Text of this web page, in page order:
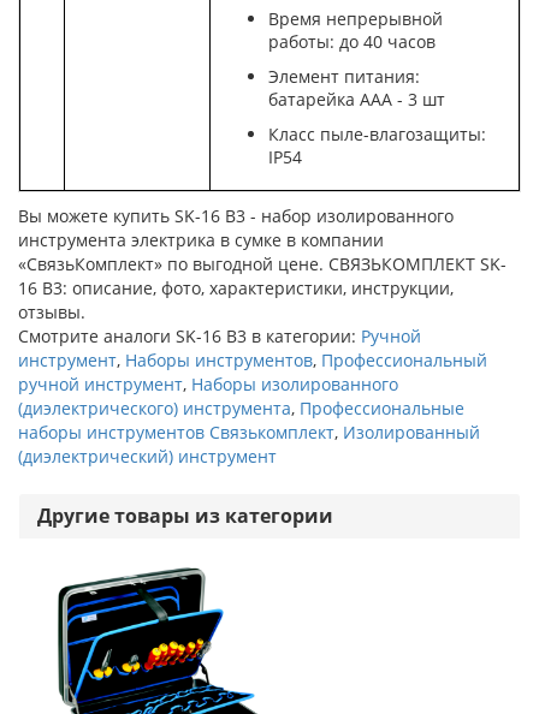
Время непрерывной
работы: до 40 часов
Элемент питания:
батарейка ААА - 3 шт
Класс пыле-влагозащиты:
IP54
Вы можете купить SK-16 B3 - набор изолированного
инструмента электрика в сумке в компании
«СвязьКомплект» по выгодной цене. СВЯЗЬКОМПЛЕКТ SK-
16 B3: описание, фото, характеристики, инструкции,
отзывы.
Смотрите аналоги SK-16 B3 в категории: Ручной
инструмент, Наборы инструментов, Профессиональный
ручной инструмент, Наборы изолированного
(диэлектрического) инструмента, Профессиональные
наборы инструментов Связькомплект, Изолированный
(диэлектрический) инструмент
Другие товары из категории